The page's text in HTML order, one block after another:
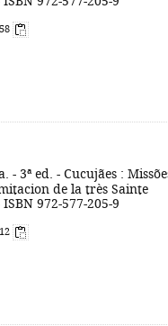
3ª ed. - Cucujães :
de la très Sainte
972-577-205-9